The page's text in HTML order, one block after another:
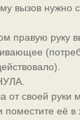
вызов нужно
правую руку
от своей руки
поместите её в